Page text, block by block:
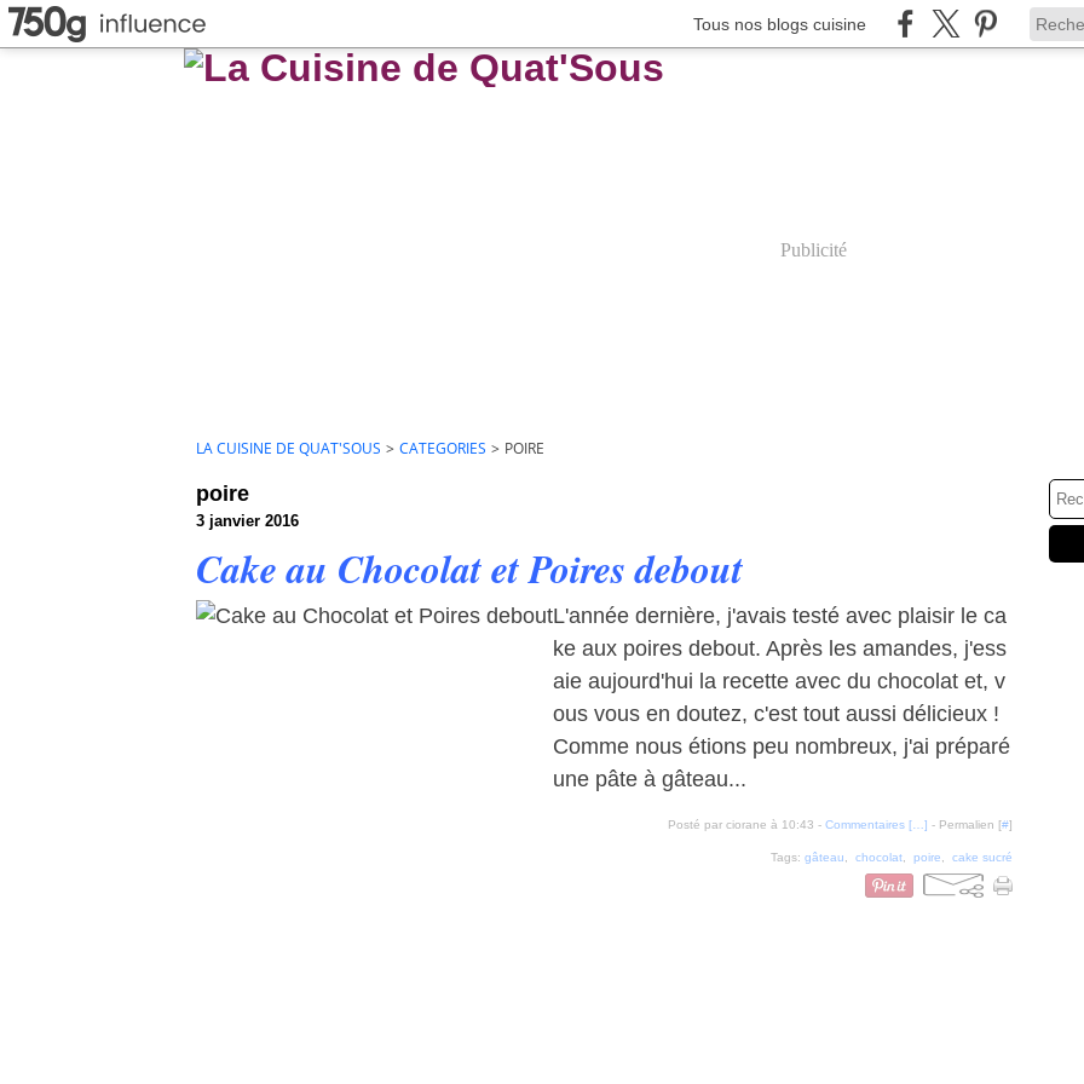
Tous nos blogs cuisine
Publicité
LA CUISINE DE QUAT'SOUS > CATEGORIES > POIRE
poire
3 janvier 2016
Cake au Chocolat et Poires debout
L'année dernière, j'avais testé avec plaisir le ca
ke aux poires debout. Après les amandes, j'ess
aie aujourd'hui la recette avec du chocolat et, v
ous vous en doutez, c'est tout aussi délicieux !
Comme nous étions peu nombreux, j'ai préparé
une pâte à gâteau...
Posté par ciorane à 10:43 - Commentaires [ ] - Permalien [#]
Tags: gâteau chocolat poire cake sucré